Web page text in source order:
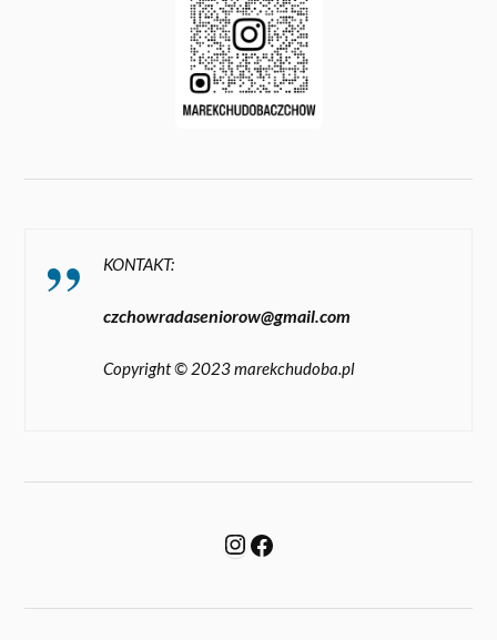
KONTAKT:
czchowradaseniorow@gmail.com
Copyright © 2023 marekchudoba.pl